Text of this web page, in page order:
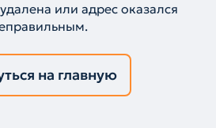
или адрес оказался
на главную